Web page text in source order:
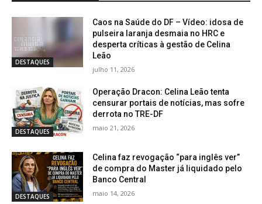
DESTAQUES
Caos na Saúde do DF – Vídeo: idosa de
pulseira laranja desmaia no HRC e
desperta críticas à gestão de Celina
Leão
julho 11, 2026
DESTAQUES
Operação Dracon: Celina Leão tenta
censurar portais de notícias, mas sofre
derrota no TRE-DF
maio 21, 2026
DESTAQUES
Celina faz revogação “para inglês ver”
de compra do Master já liquidado pelo
Banco Central
maio 14, 2026